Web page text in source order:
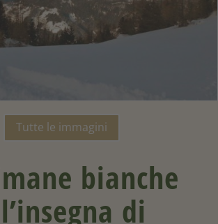
Tutte le immagini
bianche
di